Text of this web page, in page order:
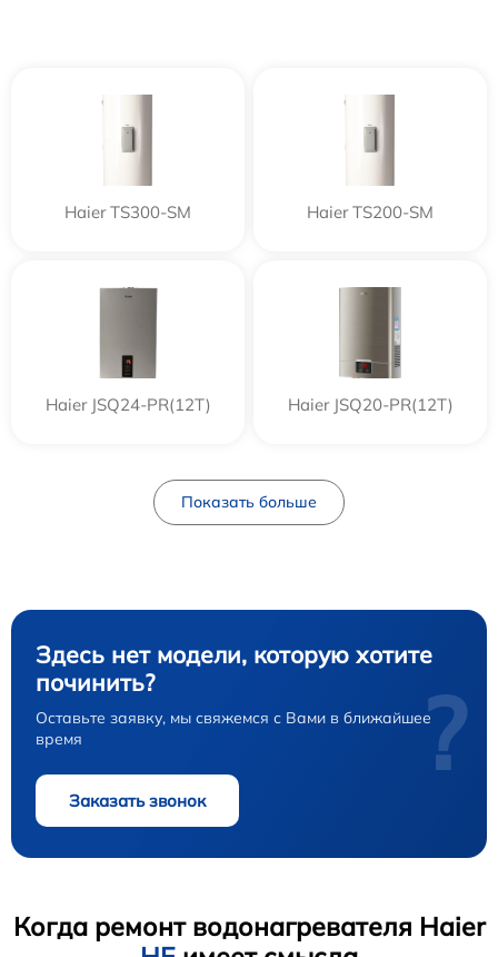
Haier TS300-SM Haier TS200-SM
Haier JSQ24-PR(12T) Haier JSQ20-PR(12T)
Показать больше
Здесь нет модели, которую хотите
починить?
Оставьте заявку, мы свяжемся с Вами в ближайшее
время
Заказать звонок
?
Когда ремонт водонагревателя Haier